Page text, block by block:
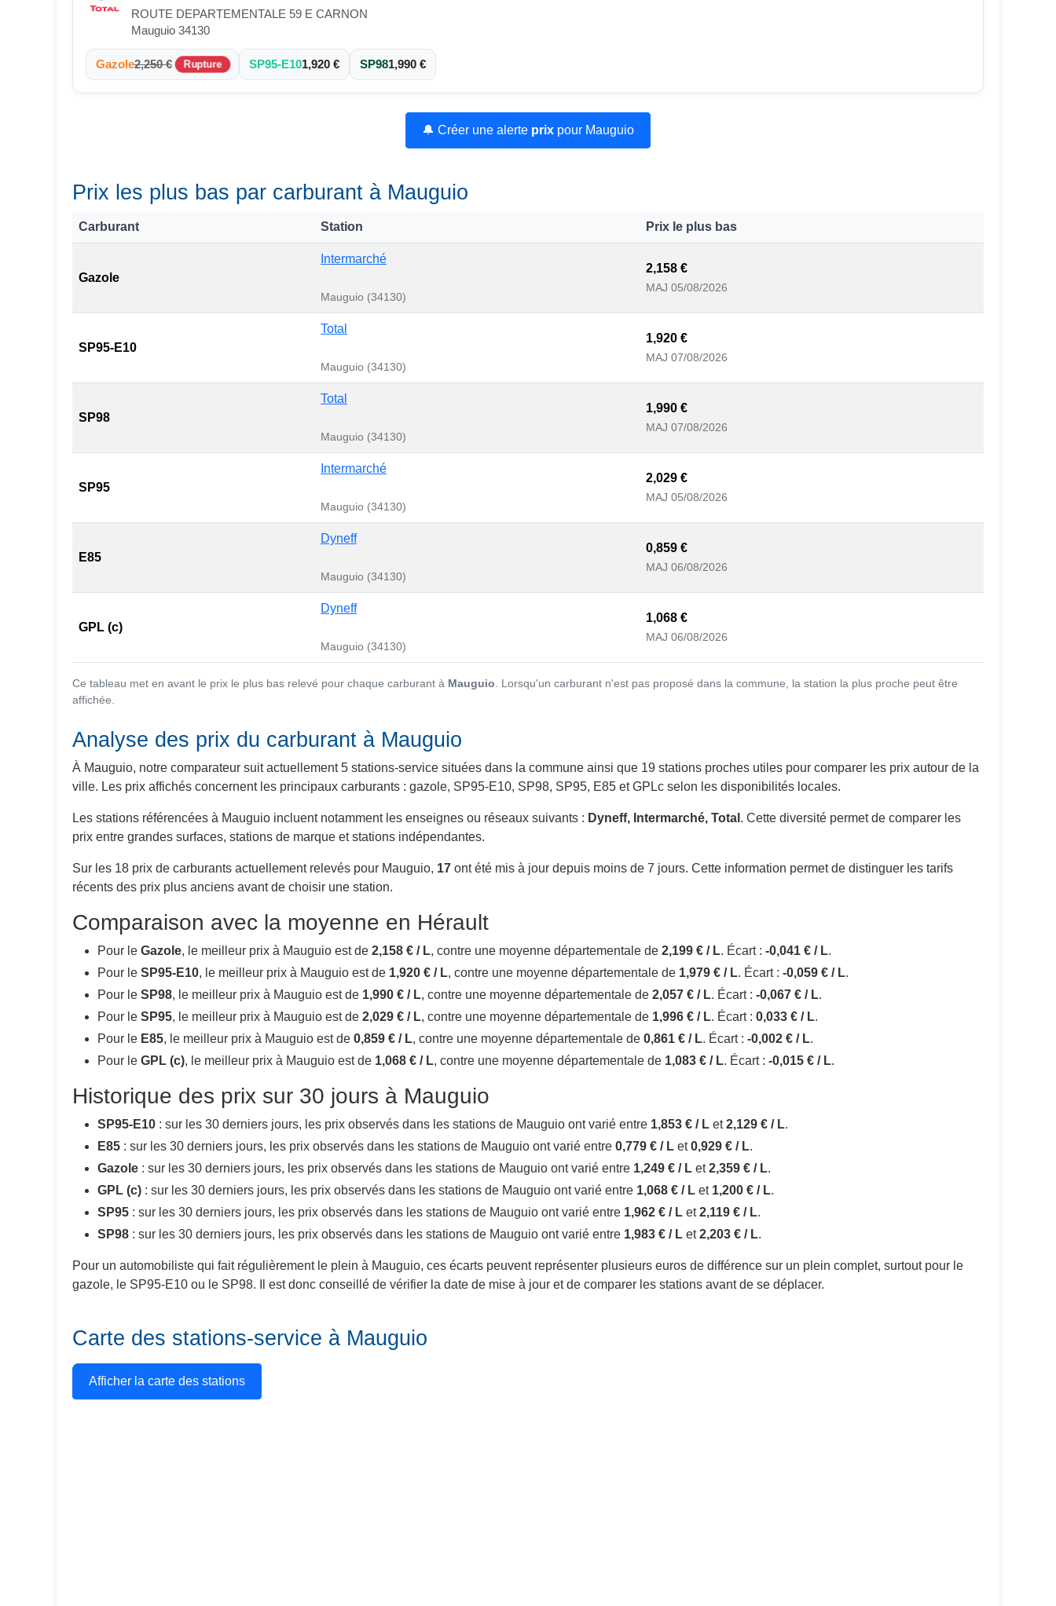
ROUTE DEPARTEMENTALE 59 E CARNON
Mauguio 34130
Gazole2,250 € Rupture SP95-E101,920 € SP981,990 €
🔔 Créer une alerte prix pour Mauguio
Prix les plus bas par carburant à Mauguio
Carburant Station Prix le plus bas
Gazole
Intermarché
Mauguio (34130)
2,158 €
MAJ 05/08/2026
SP95-E10
Total
Mauguio (34130)
1,920 €
MAJ 07/08/2026
SP98
Total
Mauguio (34130)
1,990 €
MAJ 07/08/2026
SP95
Intermarché
Mauguio (34130)
2,029 €
MAJ 05/08/2026
E85
Dyneff
Mauguio (34130)
0,859 €
MAJ 06/08/2026
GPL (c)
Dyneff
Mauguio (34130)
1,068 €
MAJ 06/08/2026
Ce tableau met en avant le prix le plus bas relevé pour chaque carburant à Mauguio . Lorsqu'un carburant n'est pas proposé dans la commune, la station la plus proche peut être
affichée.
Analyse des prix du carburant à Mauguio
À Mauguio, notre comparateur suit actuellement 5 stations-service situées dans la commune ainsi que 19 stations proches utiles pour comparer les prix autour de la
ville. Les prix affichés concernent les principaux carburants : gazole, SP95-E10, SP98, SP95, E85 et GPLc selon les disponibilités locales.
Les stations référencées à Mauguio incluent notamment les enseignes ou réseaux suivants : Dyneff, Intermarché, Total . Cette diversité permet de comparer les
prix entre grandes surfaces, stations de marque et stations indépendantes.
Sur les 18 prix de carburants actuellement relevés pour Mauguio, 17 ont été mis à jour depuis moins de 7 jours. Cette information permet de distinguer les tarifs
récents des prix plus anciens avant de choisir une station.
Comparaison avec la moyenne en Hérault
Pour le Gazole, le meilleur prix à Mauguio est de 2,158 € / L, contre une moyenne départementale de 2,199 € / L. Écart : -0,041 € / L.
Pour le SP95-E10, le meilleur prix à Mauguio est de 1,920 € / L, contre une moyenne départementale de 1,979 € / L. Écart : -0,059 € / L.
Pour le SP98, le meilleur prix à Mauguio est de 1,990 € / L, contre une moyenne départementale de 2,057 € / L. Écart : -0,067 € / L.
Pour le SP95, le meilleur prix à Mauguio est de 2,029 € / L, contre une moyenne départementale de 1,996 € / L. Écart : 0,033 € / L.
Pour le E85, le meilleur prix à Mauguio est de 0,859 € / L, contre une moyenne départementale de 0,861 € / L. Écart : -0,002 € / L.
Pour le GPL (c), le meilleur prix à Mauguio est de 1,068 € / L, contre une moyenne départementale de 1,083 € / L. Écart : -0,015 € / L.
Historique des prix sur 30 jours à Mauguio
SP95-E10 : sur les 30 derniers jours, les prix observés dans les stations de Mauguio ont varié entre 1,853 € / L et2,129 € / L.
E85 : sur les 30 derniers jours, les prix observés dans les stations de Mauguio ont varié entre 0,779 € / L et0,929 € / L.
Gazole : sur les 30 derniers jours, les prix observés dans les stations de Mauguio ont varié entre 1,249 € / L et2,359 € / L.
GPL (c) : sur les 30 derniers jours, les prix observés dans les stations de Mauguio ont varié entre 1,068 € / L et 1,200 € / L.
SP95 : sur les 30 derniers jours, les prix observés dans les stations de Mauguio ont varié entre 1,962 € / L et2,119 € / L.
SP98 : sur les 30 derniers jours, les prix observés dans les stations de Mauguio ont varié entre 1,983 € / L et2,203 € / L.
Pour un automobiliste qui fait régulièrement le plein à Mauguio, ces écarts peuvent représenter plusieurs euros de différence sur un plein complet, surtout pour le
gazole, le SP95-E10 ou le SP98. Il est donc conseillé de vérifier la date de mise à jour et de comparer les stations avant de se déplacer.
Carte des stations-service à Mauguio
Afficher la carte des stations